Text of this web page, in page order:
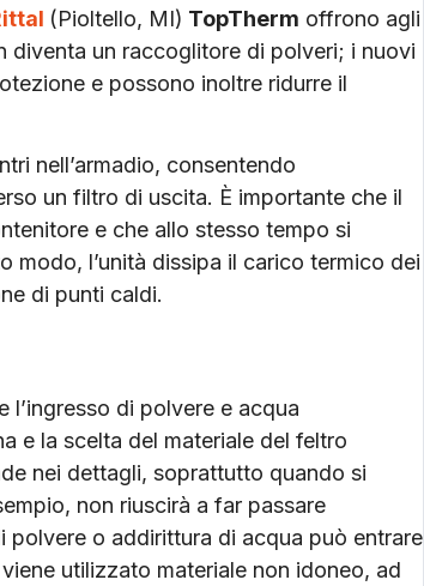
(Pioltello, MI) TopTherm offrono agli
diventa un raccoglitore di polveri; i nuovi
e possono inoltre ridurre il
nell’armadio, consentendo
un filtro di uscita. È importante che il
e che allo stesso tempo si
modo, l’unità dissipa il carico termico dei
di punti caldi.
di polvere e acqua
e la scelta del materiale del feltro
nei dettagli, soprattutto quando si
non riuscirà a far passare
o addirittura di acqua può entrare
utilizzato materiale non idoneo, ad